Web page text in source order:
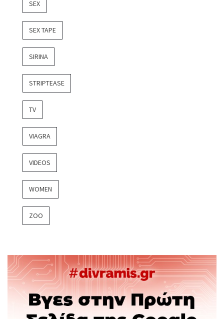
SEX
SEX TAPE
SIRINA
STRIPTEASE
TV
VIAGRA
VIDEOS
WOMEN
ZOO